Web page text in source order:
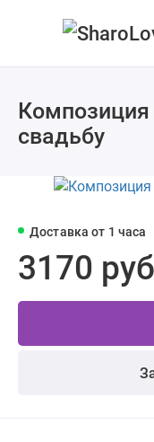
Композиция
свадьбу
Доставка от 1 часа
3170